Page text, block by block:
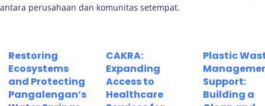
antara perusahaan dan komunitas setempat.
Restoring
Ecosystems
and Protecting
Pangalengan’s
CAKRA:
Expanding
Access to
Healthcare
Plastic
Support:
Building a